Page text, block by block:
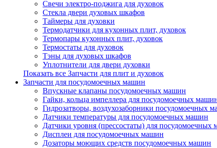
Свечи электро-поджига для духовок
Стекла двери духовых шкафов
Таймеры для духовки
Термодатчики для кухонных плит, духовок
Термопары кухонных плит, духовок
Термостаты для духовок
Тэны для духовых шкафов
Уплотнители для двери духовки
Показать все Запчасти для плит и духовок
Запчасти для посудомоечных машин
Впускные клапаны посудомоечных машин
Гайки, кольца импеллера для посудомоечных
Гидрозатворы, воздухозаборники посудомоечных
Датчики температуры для посудомоечных машин
Датчики уровня (прессостаты) для посудомоечных
Дисплеи для посудомоечных машин
Дозаторы моющих средств посудомоечных машин